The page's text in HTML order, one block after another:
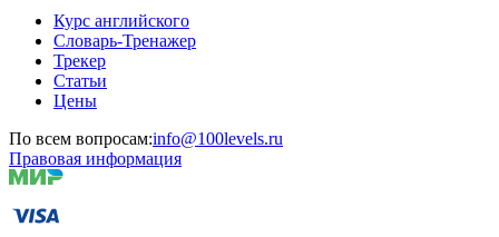
Курс английского
Словарь-Тренажер
Трекер
Статьи
Цены
По всем вопросам:info@100levels.ru
Правовая информация